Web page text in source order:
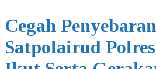
Cegah
Satpolairud